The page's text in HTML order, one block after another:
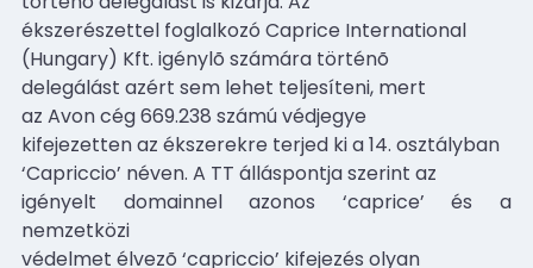
ékszerészettel foglalkozó Caprice International
(Hungary) Kft. igénylõ számára történõ
delegálást azért sem lehet teljesíteni, mert
az Avon cég 669.238 számú védjegye
kifejezetten az ékszerekre terjed ki a 14. osztályban
‘Capriccio’ néven. A TT álláspontja szerint az
igényelt domainnel azonos ‘caprice’ és a
nemzetközi
védelmet élvezõ ‘capriccio’ kifejezés olyan